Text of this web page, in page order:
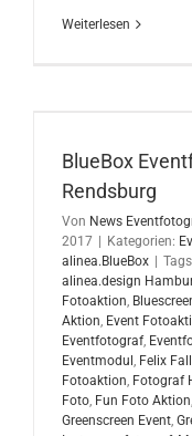
Weiterlesen
BlueBox
Rendsburg
Von News
2017
Kategorien:
alinea.BlueBox
alinea.design
Fotoaktion,
Aktion, Event
Eventfotograf,
Eventmodul , Felix
Fotoaktion, Fotograf
Foto, Fun Foto Aktion,
Greenscreen Event,